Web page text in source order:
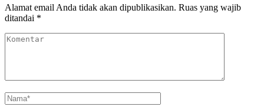
Alamat email Anda tidak akan dipublikasikan. Ruas yang wajib
ditandai *